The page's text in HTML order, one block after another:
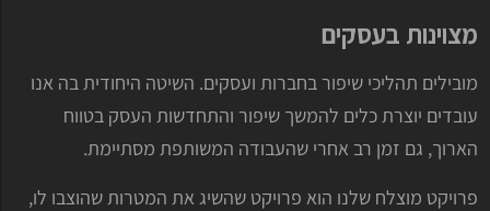
מצוינות בעסקים
מובילים תהליכי שיפור בחברות ועסקים. השיטה היחודית בה אנו
עובדים יוצרת כלים להמשך שיפור והתחדשות העסק בטווח
הארוך, גם זמן רב אחרי שהעבודה המשותפת מסתיימת.
פרויקט מוצלח שלנו הוא פרויקט שהשיג את המטרות שהוצבו לו,